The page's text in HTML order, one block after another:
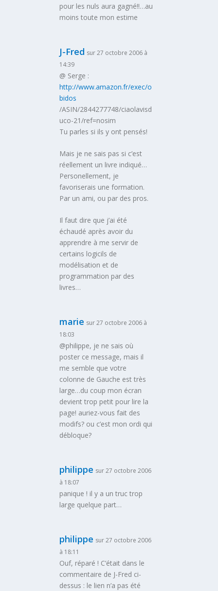
pour les nuls aura gagné!!…au
moins toute mon estime
J-Fred sur 27 octobre 2006 à
14:39
@ Serge :
http://www.amazon.fr/exec/o
bidos
/ASIN/2844277748/ciaolavisd
uco-21/ref=nosim
Tu parles si ils y ont pensés!
Mais je ne sais pas si c’est
réellement un livre indiqué…
Personellement, je
favoriserais une formation.
Par un ami, ou par des pros.
Il faut dire que j’ai été
échaudé après avoir du
apprendre à me servir de
certains logicils de
modélisation et de
programmation par des
livres…
marie sur 27 octobre 2006 à
18:03
@philippe, je ne sais où
poster ce message, mais il
me semble que votre
colonne de Gauche est très
large…du coup mon écran
devient trop petit pour lire la
page! auriez-vous fait des
modifs? ou c’est mon ordi qui
débloque?
philippe sur 27 octobre 2006
à 18:07
panique ! il y a un truc trop
large quelque part…
philippe sur 27 octobre 2006
à 18:11
Ouf, réparé ! C’était dans le
commentaire de J-Fred ci-
dessus : le lien n’a pas été